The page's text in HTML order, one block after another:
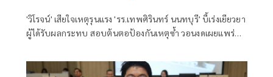
'วิโรจน์' เสียใจเหตุรุนแรง 'รร.เทพศิรินทร์ นนทบุรี' บี้เร่งเยียวยา
ผู้ได้รับผลกระทบ สอบต้นตอป้องกันเหตุซ้ำ วอนงดเผยแพร่